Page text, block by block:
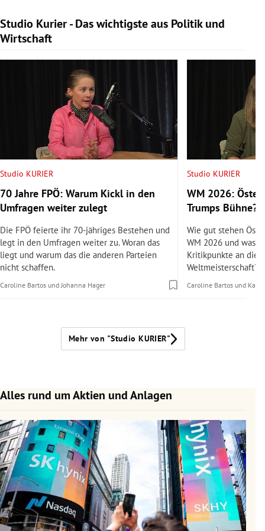
Studio Kurier - Das wichtigste aus Politik und
Wirtschaft
Slide 1 von 9
Studio KURIER
70 Jahre FPÖ: Warum Kickl in den
Umfragen weiter zulegt
Die FPÖ feierte ihr 70-jähriges Bestehen und
legt in den Umfragen weiter zu. Woran das
liegt und warum das die anderen Parteien
nicht schaffen.
Caroline Bartos undJohanna Hager
Studio KURIER
WM 2026:
Trumps Bühne?
Wie gut stehen
WM 2026 und was
Kritikpunkte an
Weltmeisterschaft?
Caroline Bartos und
Mehr von "Studio KURIER"
Alles rund um Aktien und Anlagen